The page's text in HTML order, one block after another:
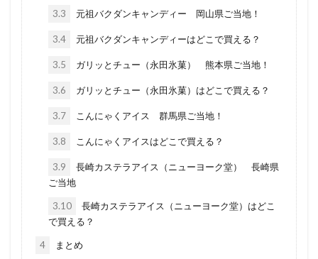
3.3 元祖バクダンキャンディー 岡山県ご当地！
3.4 元祖バクダンキャンディーはどこで買える？
3.5 ガリッとチュー（永田氷菓） 熊本県ご当地！
3.6 ガリッとチュー（永田氷菓）はどこで買える？
3.7 こんにゃくアイス 群馬県ご当地！
3.8 こんにゃくアイスはどこで買える？
3.9
長崎カステラアイス（ニューヨーク堂） 長崎県
ご当地
3.10
長崎カステラアイス（ニューヨーク堂）はどこ
で買える？
4 まとめ